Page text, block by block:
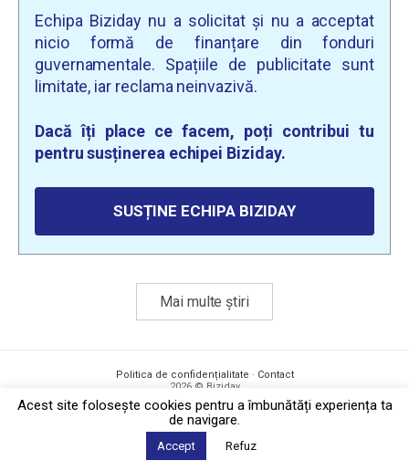
Echipa Biziday nu a solicitat și nu a acceptat
nicio formă de finanțare din fonduri
guvernamentale. Spațiile de publicitate sunt
limitate, iar reclama neinvazivă.
Dacă îți place ce facem, poți contribui tu
pentru susținerea echipei Biziday.
SUSȚINE ECHIPA BIZIDAY
Mai multe știri
Politica de confidențialitate · Contact
2026 © Biziday
Acest site foloseşte cookies pentru a îmbunătăți experiența ta
de navigare.
Accept Refuz